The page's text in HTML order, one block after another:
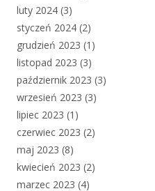
luty 2024 (3)
styczeń 2024 (2)
grudzień 2023 (1)
listopad 2023 (3)
październik 2023 (3)
wrzesień 2023 (3)
lipiec 2023 (1)
czerwiec 2023 (2)
maj 2023 (8)
kwiecień 2023 (2)
marzec 2023 (4)